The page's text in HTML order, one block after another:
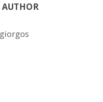
AUTHOR
giorgos